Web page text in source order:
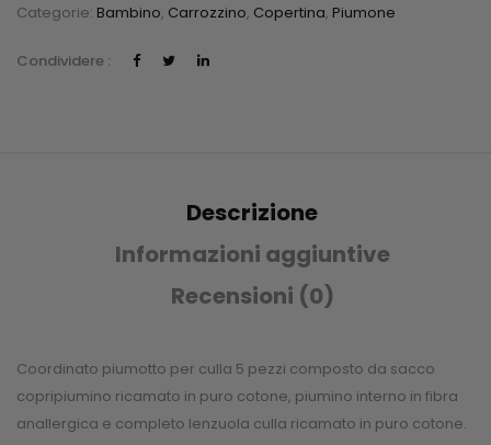
Categorie: Bambino, Carrozzino, Copertina, Piumone
Condividere :
Descrizione
Informazioni aggiuntive
Recensioni (0)
Coordinato piumotto per culla 5 pezzi composto da sacco
copripiumino ricamato in puro cotone, piumino interno in fibra
anallergica e completo lenzuola culla ricamato in puro cotone.